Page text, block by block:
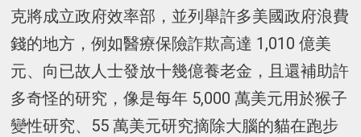
克將成立政府效率部，並列舉許多美國政府浪費
錢的地方，例如醫療保險詐欺高達 1,010 億美
元、向已故人士發放十幾億養老金，且還補助許
多奇怪的研究，像是每年 5,000 萬美元用於猴子
變性研究、55 萬美元研究摘除大腦的貓在跑步